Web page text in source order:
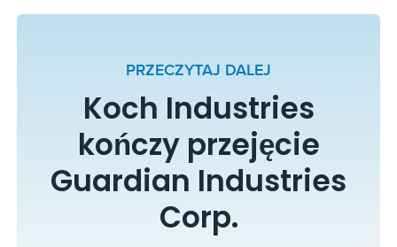
PRZECZYTAJ DALEJ
Koch Industries
kończy przejęcie
Guardian Industries
Corp.